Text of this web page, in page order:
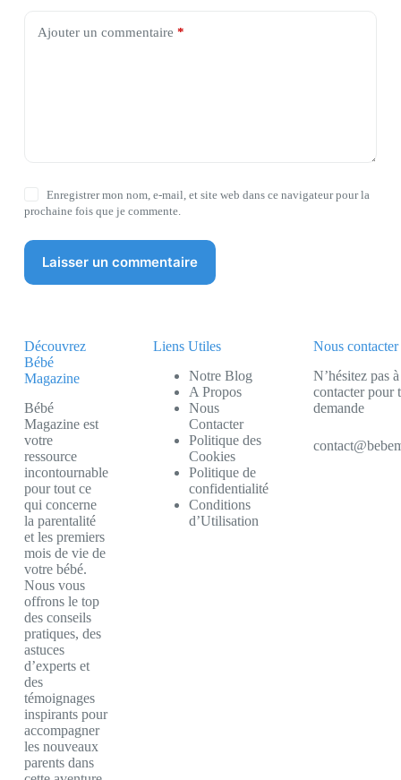
Ajouter un commentaire *
Enregistrer mon nom, e-mail, et site web dans ce navigateur pour la
prochaine fois que je commente.
Laisser un commentaire
Découvrez
Bébé
Magazine
Bébé
Magazine est
votre
ressource
incontournable
pour tout ce
qui concerne
la parentalité
et les premiers
mois de vie de
votre bébé.
Nous vous
offrons le top
des conseils
pratiques, des
astuces
d’experts et
des
témoignages
inspirants pour
accompagner
les nouveaux
parents dans
Liens Utiles
Notre Blog
A Propos
Nous
Contacter
Politique des
Cookies
Politique de
confidentialité
Conditions
d’Utilisation
Nous contacter
N’hésitez pas
contacter pour
demande